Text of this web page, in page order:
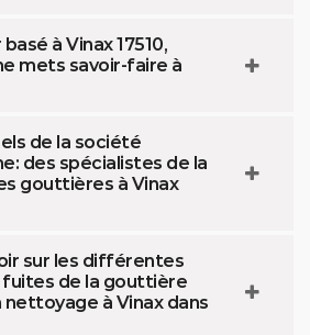
à Vinax 17510,
mets savoir-faire à
de la société
des spécialistes de la
gouttières à Vinax
sur les différentes
de la gouttière
à Vinax dans